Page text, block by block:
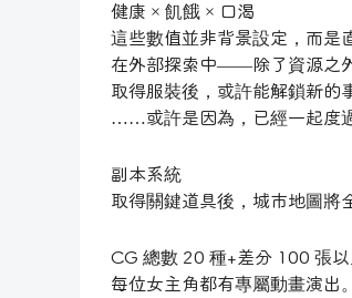
健康 × 飢餓 × 口渴
這些數值並非背景設定，而是
在外部探索中——除了資源之
取得服裝後，或許能解鎖新的
……或許是因為，已經一起度
副本系統
取得關鍵道具後，城市地圖
CG 總數 20 種+差分 100 張以
每位女主角都有專屬動畫演出。